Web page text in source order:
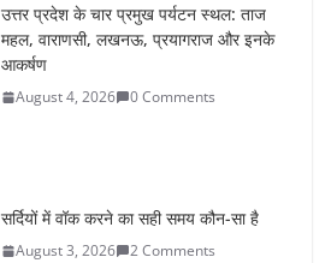
उत्तर प्रदेश के चार प्रमुख पर्यटन स्थल: ताज
महल, वाराणसी, लखनऊ, प्रयागराज और इनके
आकर्षण
August 4, 2026 0 Comments
सर्दियों में वॉक करने का सही समय कौन-सा है
August 3, 2026 2 Comments